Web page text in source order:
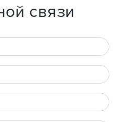
связи